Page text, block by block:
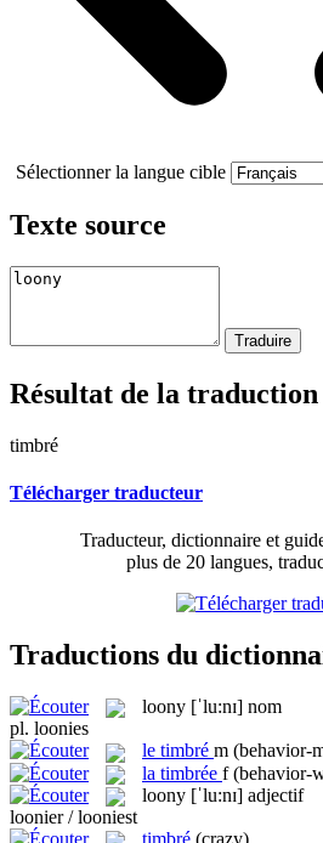
Sélectionner la langue cible
Texte source
Résultat de la traduction
timbré
Télécharger traducteur
Traducteur, dictionnaire et
plus de 20 langues,
Traductions du
loony [ˈlu:nɪ] nom
pl. loonies
le timbré m (behavior-
la timbrée f (behavior-
loony [ˈlu:nɪ] adjectif
loonier / looniest